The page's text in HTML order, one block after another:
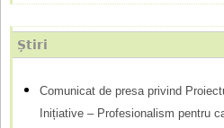
t
a
Știri
Comunicat de presa privind
Inițiative – Profesionalism pentru